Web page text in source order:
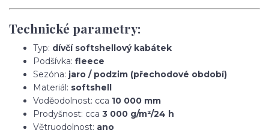
Technické parametry:
Typ: dívčí softshellový kabátek
Podšívka: fleece
Sezóna: jaro / podzim (přechodové období)
Materiál: softshell
Voděodolnost: cca 10 000 mm
Prodyšnost: cca 3 000 g/m²/24 h
Větruodolnost: ano